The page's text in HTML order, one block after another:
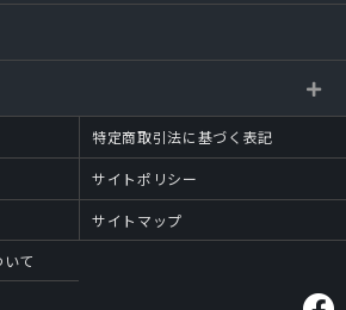
特定商取引法に基づく表記
サイトポリシー
サイトマップ
て